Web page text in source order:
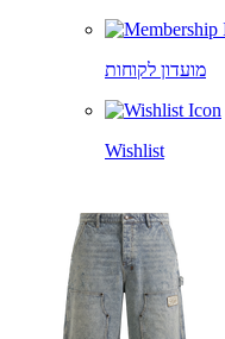
מועדון לקוחות
Wishlist